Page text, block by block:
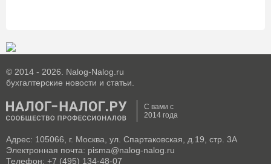
© 2014 - 2026. Nalog-Nalog.ru
бухгалтерские новости и статьи.
С вами с
2014 года
Адрес: 105066, г. Москва, ул. Спартаковская, д.19, стр. 3А
Электронная почта: pisma@nalog-nalog.ru
Телефон: +7 (495) 134-48-07